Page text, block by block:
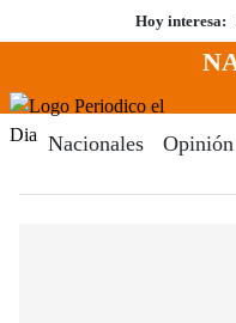
al
Hoy interesa:
Menú
Nacionales Opinión